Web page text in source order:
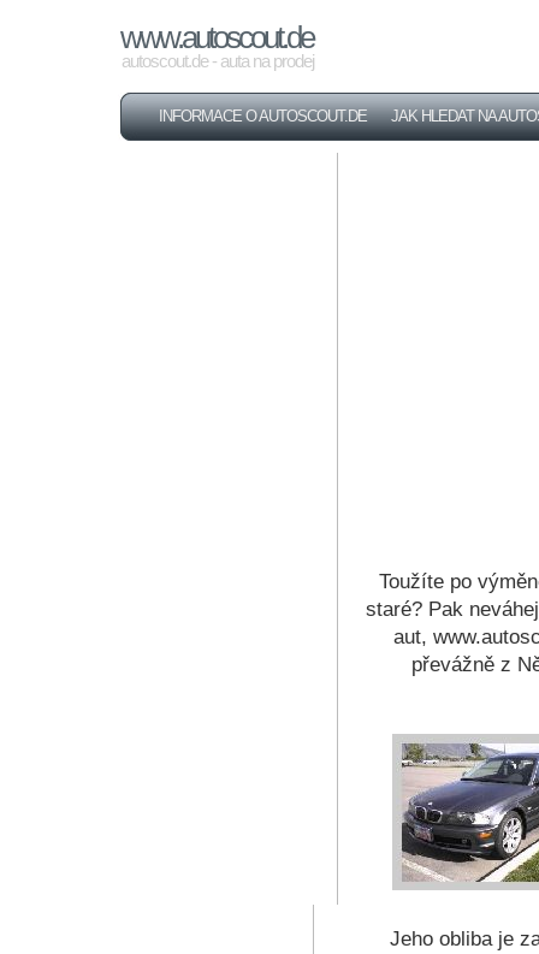
www.autoscout.de
autoscout.de - auta na prodej
INFORMACE O AUTOSCOUT.DE JAK HLEDAT NA
Toužíte po
staré? Pak
aut,
převážně z
Jeho obliba je